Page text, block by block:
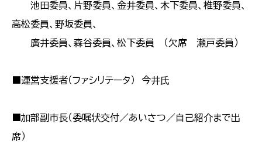
池田委員、片野委員、金井委員、木下委員、椎野委員、
高松委員、野坂委員、
廣井委員、森谷委員、松下委員 （欠席 瀬戸委員）
■運営支援者（ファシリテータ） 今井氏
■加部副市長（委嘱状交付／あいさつ／自己紹介まで出
席）